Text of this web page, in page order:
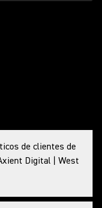
de clientes de
Digital | West